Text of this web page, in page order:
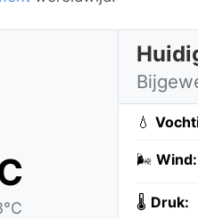
💧
🌬️ Wind:
🌡️ Druk: